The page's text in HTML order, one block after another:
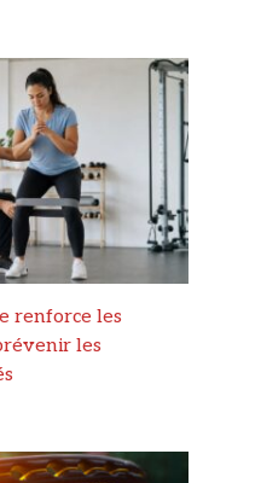
renforce les
les